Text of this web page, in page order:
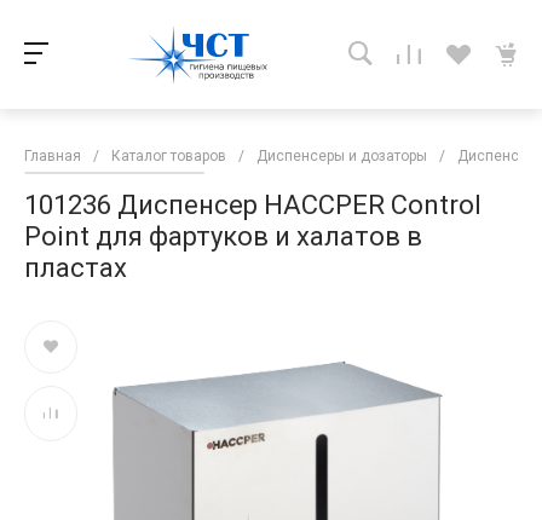
Главная / Каталог товаров / Диспенсеры и дозаторы /
101236 Диспенсер HACCPER Control
Point для фартуков и халатов в
пластах